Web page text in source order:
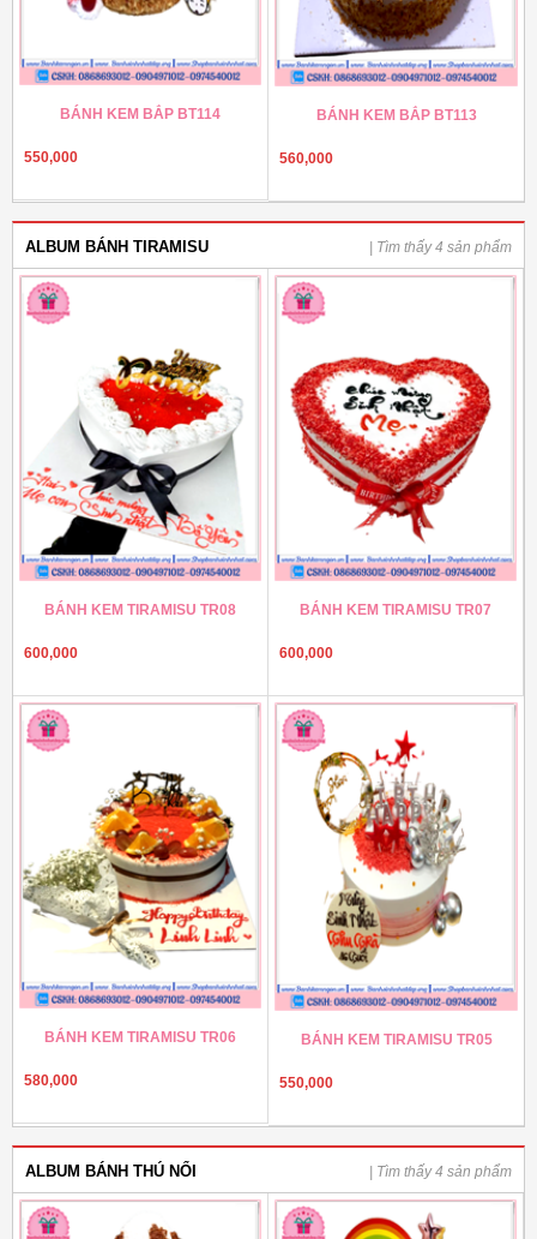
BÁNH KEM BẮP BT114
550,000
BÁNH KEM BẮP BT113
560,000
ALBUM BÁNH TIRAMISU | Tìm thấy 4 sản phẩm
BÁNH KEM TIRAMISU TR08
600,000
BÁNH KEM TIRAMISU TR07
600,000
BÁNH KEM TIRAMISU TR06
580,000
BÁNH KEM TIRAMISU TR05
550,000
ALBUM BÁNH THÚ NỔI | Tìm thấy 4 sản phẩm